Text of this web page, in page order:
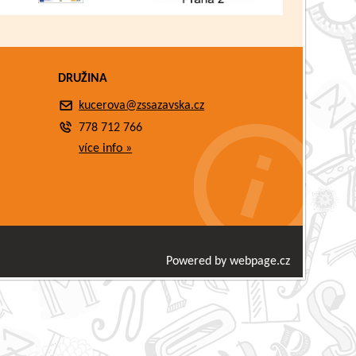
DRUŽINA
kucerova@zssazavska.cz
778 712 766
více info »
Powered by webpage.cz